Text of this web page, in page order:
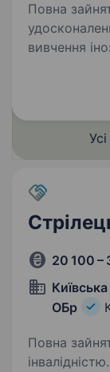
Повна зайнятість.
вивчення
20 100 –
ОБр
Повна
інвалідністю. Національна гвардія України